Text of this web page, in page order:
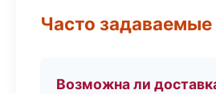
Часто
Возможна ли